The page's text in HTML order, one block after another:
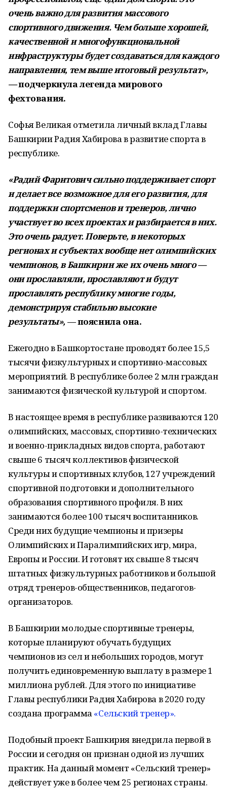
очень важно для развития массового
спортивного движения. Чем больше хорошей,
качественной и многофункциональной
инфраструктуры будет создаваться для каждого
направления, тем выше итоговый результат»,
—подчеркнула легенда мирового
фехтования.
Софья Великая отметила личный вклад Главы
Башкирии Радия Хабирова в развитие спорта в
республике.
«Радий Фаритович сильно поддерживает спорт
и делает все возможное для его развития, для
поддержки спортсменов и тренеров, лично
участвует во всех проектах и разбирается в них.
Это очень радует. Поверьте, в некоторых
регионах и субъектах вообще нет олимпийских
чемпионов, в Башкирии же их очень много —
они прославляли, прославляют и будут
прославлять республику многие годы,
демонстрируя стабильно высокие
результаты», — пояснила она.
Ежегодно в Башкортостане проводят более 15,5
тысячи физкультурных и спортивно-массовых
мероприятий. В республике более 2 млн граждан
занимаются физической культурой и спортом.
В настоящее время в республике развиваются 120
олимпийских, массовых, спортивно-технических
и военно-прикладных видов спорта, работают
свыше 6 тысяч коллективов физической
культуры и спортивных клубов, 127 учреждений
спортивной подготовки и дополнительного
образования спортивного профиля. В них
занимаются более 100 тысяч воспитанников.
Среди них будущие чемпионы и призеры
Олимпийских и Паралимпийских игр, мира,
Европы и России. И готовят их свыше 8 тысяч
штатных физкультурных работников и большой
отряд тренеров-общественников, педагогов-
организаторов.
В Башкирии молодые спортивные тренеры,
которые планируют обучать будущих
чемпионов из сел и небольших городов, могут
получить единовременную выплату в размере 1
миллиона рублей. Для этого по инициативе
Главы республики Радия Хабирова в 2020 году
создана программа «Сельский тренер».
Подобный проект Башкирия внедрила первой в
России и сегодня он признан одной из лучших
практик. На данный момент «Сельский тренер»
действует уже в более чем 25 регионах страны.